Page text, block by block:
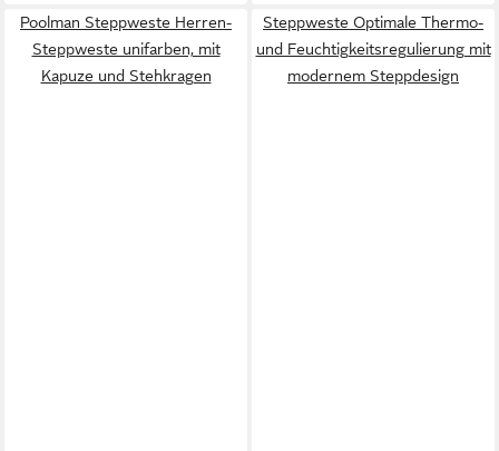
Poolman Steppweste Herren-
Steppweste unifarben, mit
Kapuze und Stehkragen
Steppweste Optimale Thermo-
und Feuchtigkeitsregulierung mit
modernem Steppdesign